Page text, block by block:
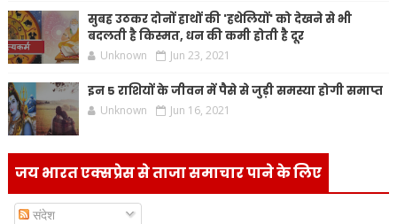
सुबह उठकर दोनों हाथों की 'हथेलियों' को देखने से भी
बदलती है किस्मत, धन की कमी होती है दूर
Unknown Jun 23, 2021
इन 5 राशियों के जीवन में पैसे से जुड़ी समस्या होगी समाप्त
Unknown Jun 16, 2021
जय भारत एक्सप्रेस से ताजा समाचार पाने के लिए
संदेश